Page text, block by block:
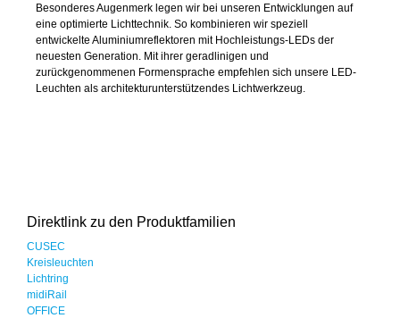
Besonderes Augenmerk legen wir bei unseren Entwicklungen auf
eine optimierte Lichttechnik. So kombinieren wir speziell
entwickelte Aluminiumreflektoren mit Hochleistungs-LEDs der
neuesten Generation. Mit ihrer geradlinigen und
zurückgenommenen Formensprache empfehlen sich unsere LED-
Leuchten als architekturunterstützendes Lichtwerkzeug.
Direktlink zu den Produktfamilien
CUSEC
Kreisleuchten
Lichtring
midiRail
OFFICE